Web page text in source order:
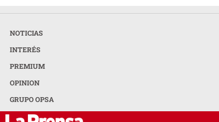
NOTICIAS
INTERÉS
PREMIUM
OPINION
GRUPO OPSA